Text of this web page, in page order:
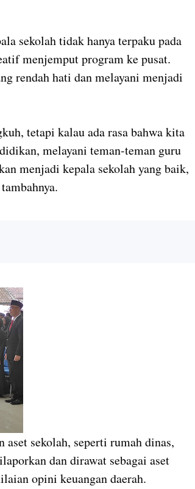
sekolah tidak hanya terpaku pada
menjemput program ke pusat.
rendah hati dan melayani menjadi
tetapi kalau ada rasa bahwa kita
melayani teman-teman guru
menjadi kepala sekolah yang baik,
sekolah, seperti rumah dinas,
dan dirawat sebagai aset
opini keuangan daerah.